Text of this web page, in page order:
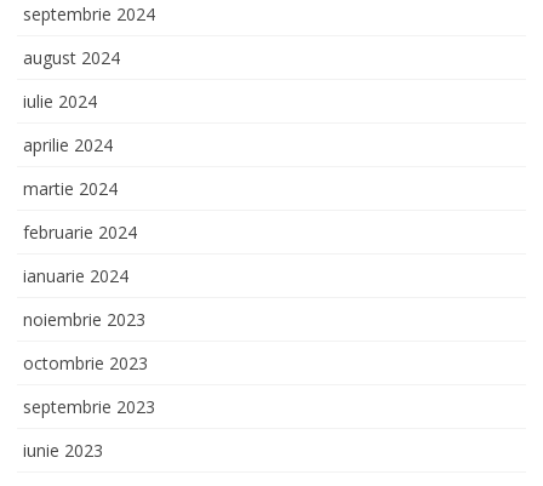
septembrie 2024
august 2024
iulie 2024
aprilie 2024
martie 2024
februarie 2024
ianuarie 2024
noiembrie 2023
octombrie 2023
septembrie 2023
iunie 2023